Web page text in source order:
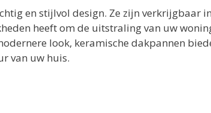
en stijlvol design. Ze zijn verkrijgbaar in
heeft om de uitstraling van uw
look, keramische dakpannen
van uw huis.